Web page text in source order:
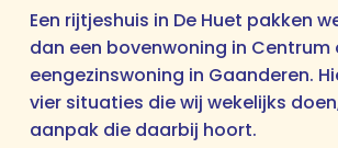
Een rijtjeshuis in De Huet pakken
dan een bovenwoning in Centrum
eengezinswoning in Gaanderen.
vier situaties die wij wekelijks
aanpak die daarbij hoort.